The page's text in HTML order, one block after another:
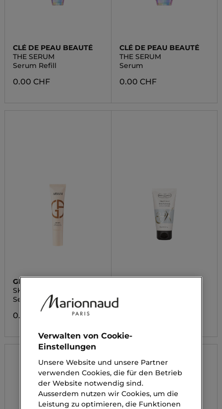
CLÉ DE PEAU BEAUTÉ
THE SERUM
Serum Refill
0.00 CHF
CLÉ DE PEAU BEAUTÉ
THE SERUM
Serum
0.00 CHF
GIORGIO ARMANI
SKIN TINT
Serum
0.00 CHF
Verwalten von Cookie-
Einstellungen
Unsere Website und unsere Partner
verwenden Cookies, die für den Betrieb
der Website notwendig sind.
Ausserdem nutzen wir Cookies, um die
Leistung zu optimieren, die Funktionen